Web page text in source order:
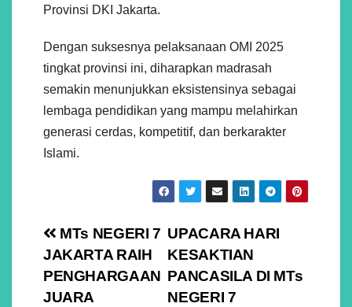
Provinsi DKI Jakarta.
Dengan suksesnya pelaksanaan OMI 2025
tingkat provinsi ini, diharapkan madrasah
semakin menunjukkan eksistensinya sebagai
lembaga pendidikan yang mampu melahirkan
generasi cerdas, kompetitif, dan berkarakter
Islami.
Navigasi
pos
UPACARA HARI
KESAKTIAN
PANCASILA DI MTs
NEGERI 7
MTs NEGERI 7
JAKARTA RAIH
PENGHARGAAN
JUARA